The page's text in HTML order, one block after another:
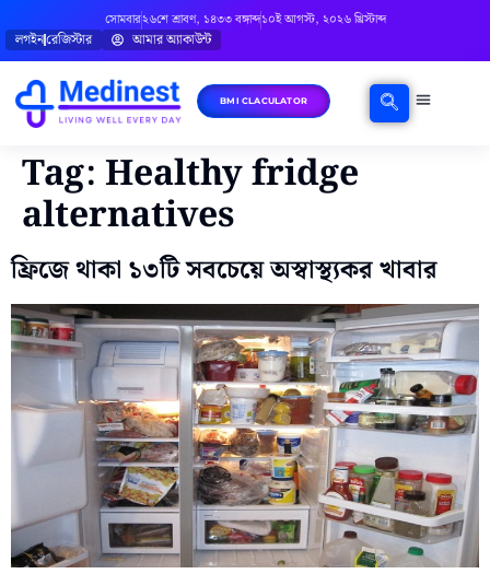
সোমবার২৬শে শ্রাবণ, ১৪৩৩ বঙ্গাব্দ১০ই আগস্ট, ২০২৬ খ্রিস্টাব্দ
লগইনরেজিস্টার আমার অ্যাকাউন্ট
BMI CLACULATOR
Tag:Healthy fridge
alternatives
ফ্রিজে থাকা ১৩টি সবচেয়ে অস্বাস্থ্যকর খাবার